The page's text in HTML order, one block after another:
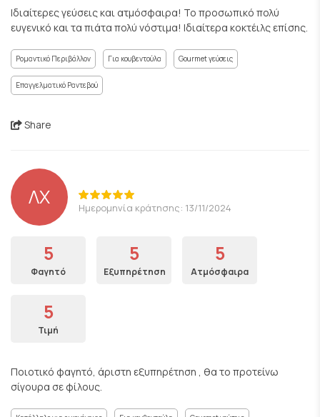
Ιδιαίτερες γεύσεις και ατμόσφαιρα! Το προσωπικό πολύ
ευγενικό και τα πιάτα πολύ νόστιμα! Ιδιαίτερα κοκτέιλς επίσης.
Ρομαντικό Περιβάλλον Για κουβεντούλα Gourmet γεύσεις
Επαγγελματικό Ραντεβού
Share
ΛΧ Ημερομηνία κράτησης: 13/11/2024
5
Φαγητό
5
Εξυπηρέτηση
5
Ατμόσφαιρα
5
Τιμή
Ποιοτικό φαγητό, άριστη εξυπηρέτηση , θα το προτείνω
σίγουρα σε φίλους.